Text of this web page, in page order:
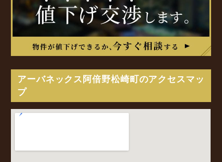
アーバネックス阿倍野松崎町のアクセスマッ
プ